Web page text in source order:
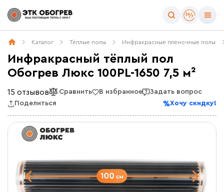
Каталог Тёплые полы Инфракрасные пленочные полы
Инфракрасный тёплый пол
Обогрев Люкс 100PL-1650 7,5 м²
15 отзывов Сравнить В избранное
Задать вопрос
Поделиться
Хочу скидку!